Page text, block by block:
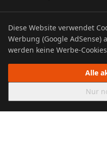
© 2026
Datenschutz
Diese Website verwendet
Werbung (Google
werden keine Werbe-
Alle
Nur